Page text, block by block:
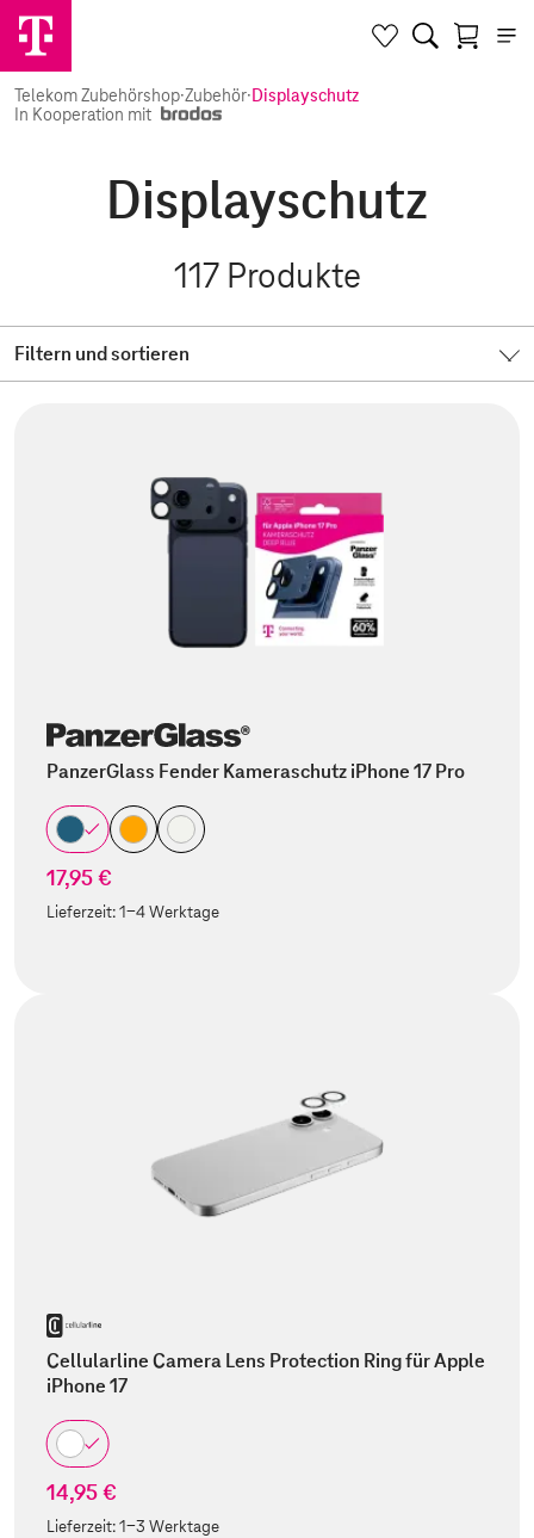
Telekom Zubehörshop·Zubehör·Displayschutz
In Kooperation mit
Displayschutz
117 Produkte
Filtern und sortieren
PanzerGlass Fender Kameraschutz iPhone 17 Pro
17,95 €
Lieferzeit:1-4 Werktage
Cellularline Camera Lens Protection Ring für Apple
iPhone 17
14,95 €
Lieferzeit:1-3 Werktage